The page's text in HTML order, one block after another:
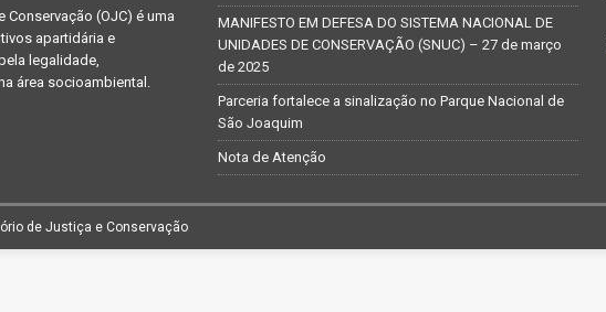
2022 ] Ameaças do pinus e eucalipto às Florestas com Araucárias nos estados do
Santa Catarina MEIO AMBIENTE
2022 ] Papagaio-verdadeiro: comércio ilegal faz com que aves percam o habitat natural
Conservação (OJC) é uma
apartidária e
legalidade,
área socioambiental.
MANIFESTO EM DEFESA DO SISTEMA NACIONAL DE
UNIDADES DE CONSERVAÇÃO (SNUC) – 27 de março
de 2025
Parceria fortalece a sinalização no Parque Nacional de
São Joaquim
Nota de Atenção
de Justiça e Conservação